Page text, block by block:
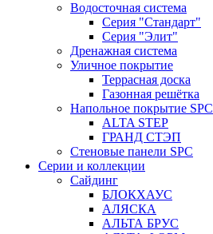
Водосточная система
Серия "Стандарт"
Серия "Элит"
Дренажная система
Уличное покрытие
Террасная доска
Газонная решётка
Напольное покрытие SPC
ALTA STEP
ГРАНД СТЭП
Стеновые панели SPC
Серии и коллекции
Сайдинг
БЛОКХАУС
АЛЯСКА
АЛЬТА БРУС